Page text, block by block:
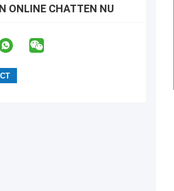
ONLINE CHATTEN NU